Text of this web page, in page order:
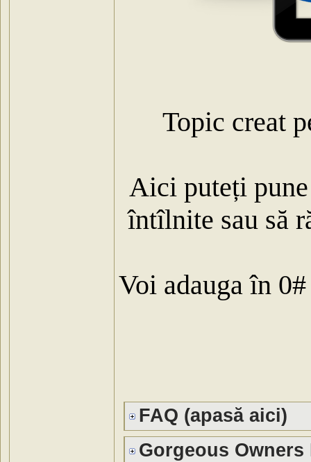
Topic creat
Aici puteți
întîlnite sau să
Voi adauga în
FAQ (apasă aici)
Gorgeous